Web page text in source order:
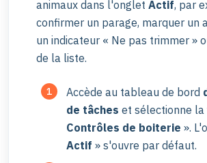
animaux dans l'onglet Actif, par
confirmer un parage, marquer un
un indicateur « Ne pas trimmer »
de la liste.
Accède au tableau de bord
de tâches et sélectionne la
Contrôles de boiterie ».
Actif » s'ouvre par défaut.